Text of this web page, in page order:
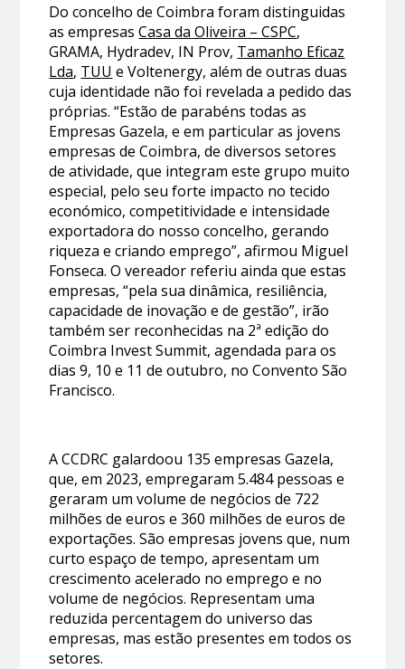
Do concelho de Coimbra foram distinguidas
as empresasCasa da Oliveira – CSPC,
GRAMA, Hydradev, IN Prov, Tamanho Eficaz
Lda, TUU e Voltenergy, além de outras duas
cuja identidade não foi revelada a pedido das
próprias. “Estão de parabéns todas as
Empresas Gazela, e em particular as jovens
empresas de Coimbra, de diversos setores
de atividade, que integram este grupo muito
especial, pelo seu forte impacto no tecido
económico, competitividade e intensidade
exportadora do nosso concelho, gerando
riqueza e criando emprego”, afirmou Miguel
Fonseca. O vereador referiu ainda que estas
empresas, “pela sua dinâmica, resiliência,
capacidade de inovação e de gestão”, irão
também ser reconhecidas na 2ª edição do
Coimbra Invest Summit, agendada para os
dias 9, 10 e 11 de outubro, no Convento São
Francisco.
A CCDRC galardoou 135 empresas Gazela,
que, em 2023, empregaram 5.484 pessoas e
geraram um volume de negócios de 722
milhões de euros e 360 milhões de euros de
exportações. São empresas jovens que, num
curto espaço de tempo, apresentam um
crescimento acelerado no emprego e no
volume de negócios. Representam uma
reduzida percentagem do universo das
empresas, mas estão presentes em todos os
setores.